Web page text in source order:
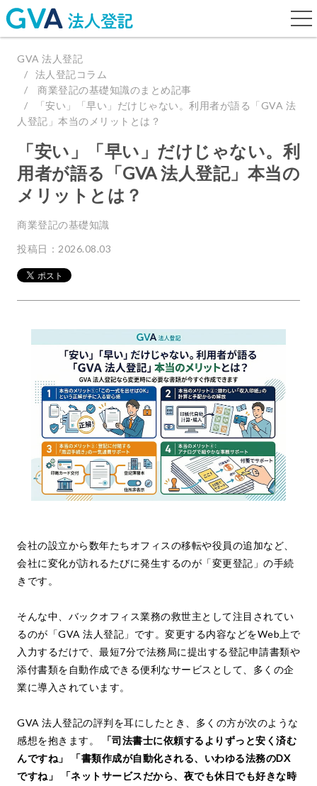
GVA 法人登記
法人登記コラム
商業登記の基礎知識のまとめ記事
「安い」「早い」だけじゃない。利用者が語る「GVA 法
人登記」本当のメリットとは？
「安い」「早い」だけじゃない。利
用者が語る「GVA 法人登記」本当の
メリットとは？
商業登記の基礎知識
投稿日：2026.08.03
会社の設立から数年たちオフィスの移転や役員の追加など、
会社に変化が訪れるたびに発生するのが「変更登記」の手続
きです。
そんな中、バックオフィス業務の救世主として注目されてい
るのが「GVA 法人登記」です。変更する内容などをWeb上で
入力するだけで、最短7分で法務局に提出する登記申請書類や
添付書類を自動作成できる便利なサービスとして、多くの企
業に導入されています。
GVA 法人登記の評判を耳にしたとき、多くの方が次のような
感想を抱きます。
「司法書士に依頼するよりずっと安く済む
んですね」 「書類作成が自動化される、いわゆる法務のDX
ですね」 「ネットサービスだから、夜でも休日でも好きな時